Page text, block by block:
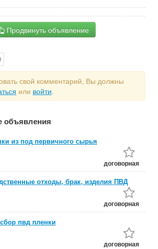
Продвинуть объявление
свой комментарий, Вы должны
или войти.
объявления
из под первичного сырья
договорная
отходы, брак, изделия ПВД
договорная
пвд пленки
договорная